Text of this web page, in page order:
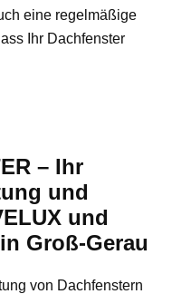
eine regelmäßige
Ihr Dachfenster
– Ihr
und
und
Groß-Gerau
von Dachfenstern